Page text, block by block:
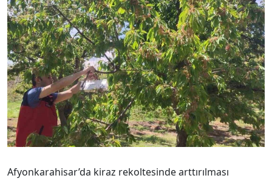
Afyonkarahisar’da kiraz rekoltesinde arttırılması